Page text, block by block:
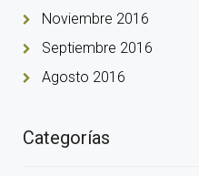
Noviembre 2016
Septiembre 2016
Agosto 2016
Categorías